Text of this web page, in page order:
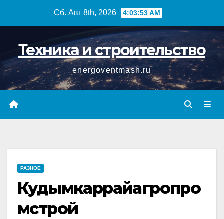
Сб. Авг 8th, 2026 4:03:53 AM
Техника и строительство
energoventmash.ru
РАЗНОЕ
Кудымкаррайагропро
мстрой